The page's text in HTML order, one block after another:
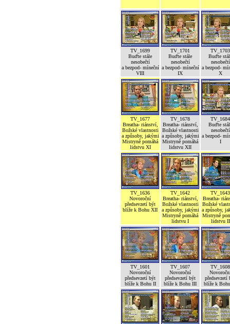
TV_1699
Buďte stále
nesobečtí
a bezpod- míneční
VIII
TV_1701
Buďte stále
nesobečtí
a bezpod- míneční
IX
TV_1703
Buďte
nesobečtí
a bezpod-
X
TV_1677
Breatha- riánství,
Božské vlastnosti
a způsoby, jakými
Mistryně pomáhá
lidstvu XI
TV_1678
Breatha- riánství,
Božské vlastnosti
a způsoby, jakými
Mistryně pomáhá
lidstvu XII
TV_1684
Buďte
nesobečtí
a bezpod-
I
TV_1636
Novoroční
předsevzetí být
blíže k Bohu XII
TV_1642
Breatha- riánství,
Božské vlastnosti
a způsoby, jakými
Mistryně pomáhá
lidstvu I
TV_1643
Breatha-
Božské
a způsoby,
Mistryně
lidstvu II
TV_1601
Novoroční
předsevzetí být
blíže k Bohu II
TV_1607
Novoroční
předsevzetí být
blíže k Bohu III
TV_1608
předsevzetí
blíže k